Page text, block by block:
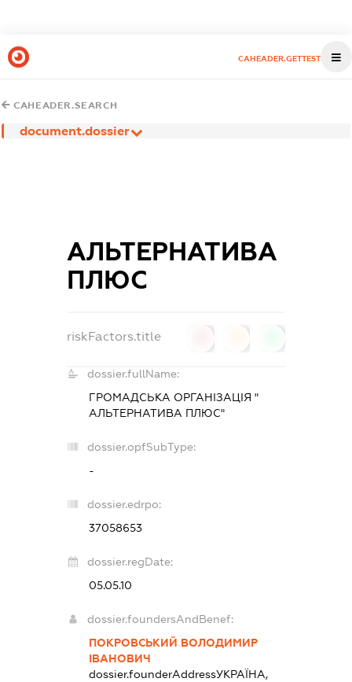
CAHEADER.GETTEST
CAHEADER.SEARCH
document.dossier
АЛЬТЕРНАТИВА
ПЛЮС
riskFactors.title
dossier.fullName:
ГРОМАДСЬКА ОРГАНІЗАЦІЯ "
АЛЬТЕРНАТИВА ПЛЮС"
dossier.opfSubType:
-
dossier.edrpo:
37058653
dossier.regDate:
05.05.10
dossier.foundersAndBenef:
ПОКРОВСЬКИЙ ВОЛОДИМИР
ІВАНОВИЧ
dossier.founderAddressУКРАЇНА,